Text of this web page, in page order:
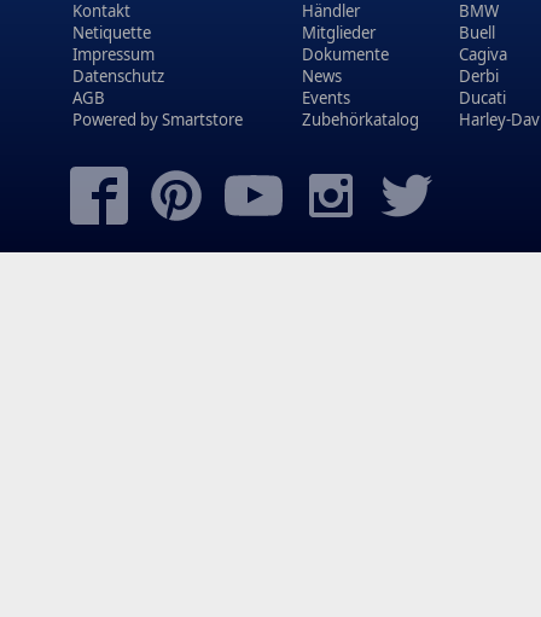
Kontakt
Netiquette
Impressum
Datenschutz
AGB
Powered bySmartstore
Händler
Mitglieder
Dokumente
News
Events
Zubehörkatalog
BMW
Buell
Cagiva
Derbi
Ducati
Harley-